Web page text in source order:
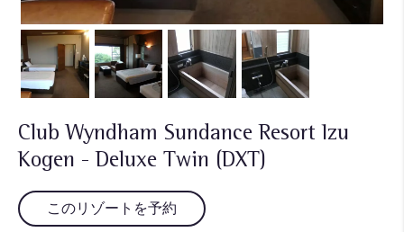
Club Wyndham Sundance Resort Izu
Kogen - Deluxe Twin (DXT)
このリゾートを予約